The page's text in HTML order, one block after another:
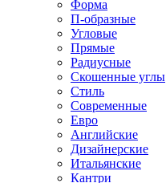
Форма
П-образные
Угловые
Прямые
Радиусные
Скошенные углы
Стиль
Современные
Евро
Английские
Дизайнерские
Итальянские
Кантри